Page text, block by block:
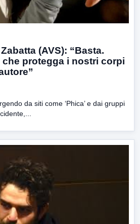
(AVS): “Basta.
che protegga i nostri corpi
da siti come ‘Phica’ e dai gruppi